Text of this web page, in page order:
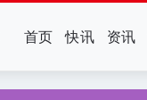
首页 快讯 资讯